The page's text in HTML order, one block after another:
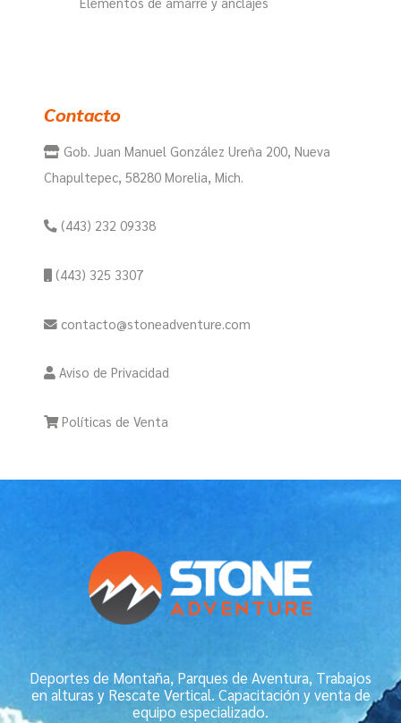
Contacto
Gob. Juan Manuel González Ureña 200, Nueva
Chapultepec, 58280 Morelia, Mich.
(443) 232 09338
(443) 325 3307
contacto@stoneadventure.com
Aviso de Privacidad
Políticas de Venta
Deportes de Montaña, Parques de Aventura, Trabajos
en alturas y Rescate Vertical. Capacitación y venta de
equipo especializado.